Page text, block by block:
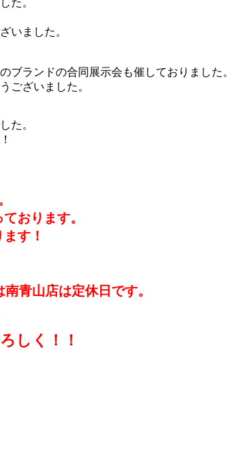
いました。
ブランドの合同展示会も催しておりました。
ございました。
た。
おります。
す！
青山店は定休日です。
しく！！